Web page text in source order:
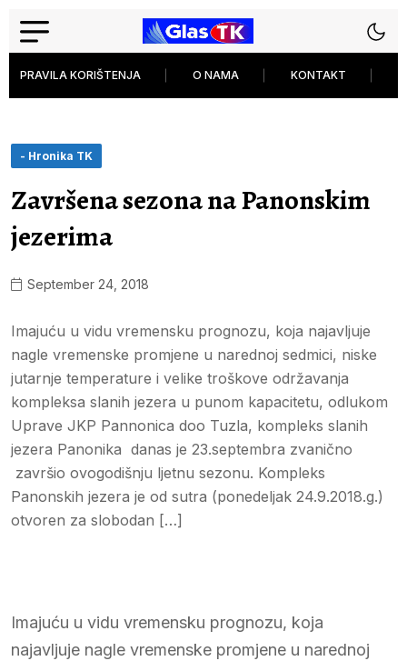
PRAVILA KORIŠTENJA O NAMA KONTAKT
- Hronika TK
Završena sezona na Panonskim
jezerima
September 24, 2018
Imajuću u vidu vremensku prognozu, koja najavljuje
nagle vremenske promjene u narednoj sedmici, niske
jutarnje temperature i velike troškove održavanja
kompleksa slanih jezera u punom kapacitetu, odlukom
Uprave JKP Pannonica doo Tuzla, kompleks slanih
jezera Panonika danas je 23.septembra zvanično
završio ovogodišnju ljetnu sezonu. Kompleks
Panonskih jezera je od sutra (ponedeljak 24.9.2018.g.)
otvoren za slobodan […]
Imajuću u vidu vremensku prognozu, koja
najavljuje nagle vremenske promjene u narednoj